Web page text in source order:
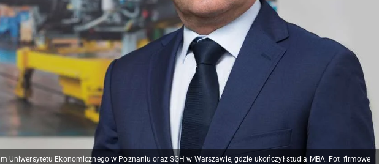
Uniwersytetu Ekonomicznego w Poznaniu oraz SGH w Warszawie, gdzie ukończył studia MBA. Fot_firmowe